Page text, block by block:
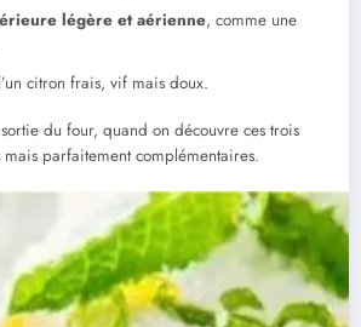
légère et aérienne, comme une
citron frais, vif mais doux.
du four, quand on découvre ces trois
mais parfaitement complémentaires.